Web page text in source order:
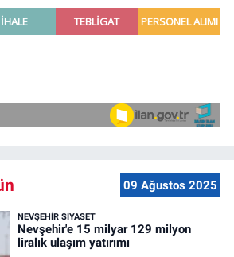
09 Ağustos 2025
NEVŞEHIR SIYASET
Nevşehir'e 15 milyar 129 milyon
liralık ulaşım yatırımı